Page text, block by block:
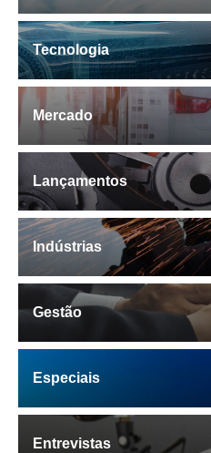
Tecnologia
Mercado
Lançamentos
Indústrias
Gestão
Especiais
Entrevistas